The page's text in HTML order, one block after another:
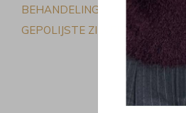
BEHANDELING
GEPOLIJSTE ZILVERKLEURIGE